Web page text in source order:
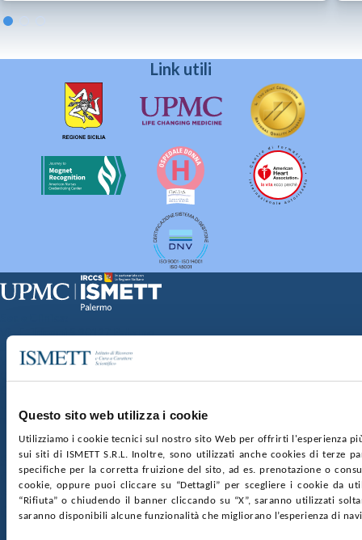
Questo sito web utilizza i cookie
Utilizziamo i cookie tecnici sul nostro sito Web per offrirti l'esperienza
sui siti di ISMETT S.R.L. Inoltre, sono utilizzati anche cookies di terze
specifiche per la corretta fruizione del sito, ad es. prenotazione o
cookie, oppure puoi cliccare su “Dettagli” per scegliere i cookie da
“Rifiuta” o chiudendo il banner cliccando su “X”, saranno utilizzati
saranno disponibili alcune funzionalità che migliorano l’esperienza di
Link utili
Via Discesa dei Giudici 4 90133 Palermo
nr. REA PA-201818 P.I. 04544550827
SOCIETÀ TRASPARENTE WHISTLEBLOWING
GARE E CONTRATTIPRIVACYCOOKIE POLICY
SOSTIENICIMAPPA DEL SITOACCESSIBILITÀ
CONTATTI